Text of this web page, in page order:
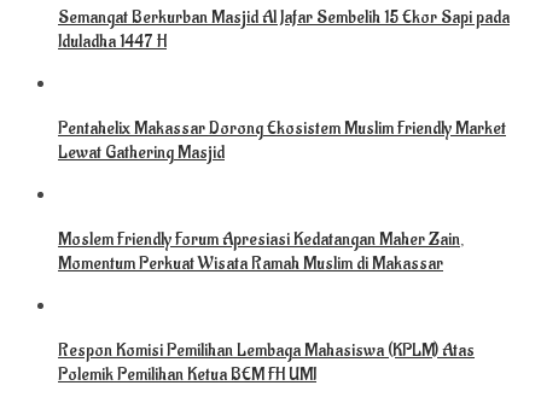
Semangat Berkurban Masjid Al Jafar Sembelih 15 Ekor Sapi pada
Iduladha 1447 H
Pentahelix Makassar Dorong Ekosistem Muslim Friendly Market
Lewat Gathering Masjid
Moslem Friendly Forum Apresiasi Kedatangan Maher Zain,
Momentum Perkuat Wisata Ramah Muslim di Makassar
Respon Komisi Pemilihan Lembaga Mahasiswa (KPLM) Atas
Polemik Pemilihan Ketua BEM FH UMI